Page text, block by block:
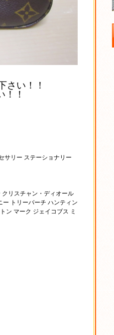
さい！！
！
サリー ステーショナリー
リスチャン・ディオール
ー トリーバーチ ハンティン
ン マーク ジェイコブス ミ